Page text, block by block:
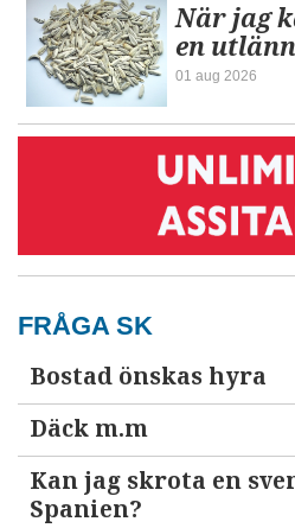
När jag
en
01 aug 2026
FRÅGA SK
Bostad önskas hyra
Däck m.m
Kan jag skrota en
Spanien?